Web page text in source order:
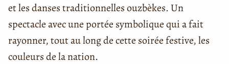
et les danses traditionnelles ouzbèkes. Un
spectacle avec une portée symbolique qui a fait
rayonner, tout au long de cette soirée festive, les
couleurs de la nation.